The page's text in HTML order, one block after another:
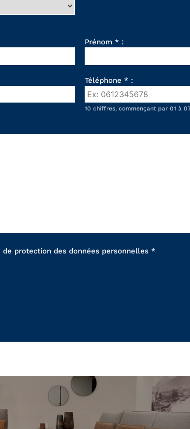
Prénom * :
Téléphone * :
10 chiffres, commençant par 01 à
protection des données personnelles *